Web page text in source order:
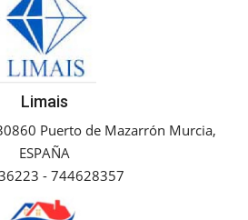
Limais
Puerto de Mazarrón Murcia,
ESPAÑA
- 744628357